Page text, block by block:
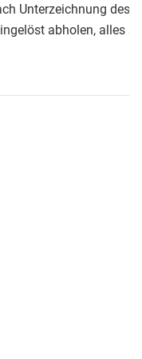
des Vertrages
alles super